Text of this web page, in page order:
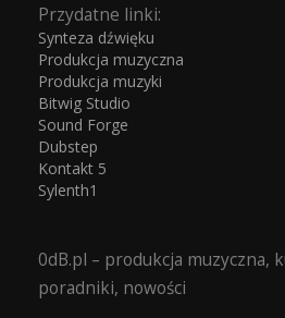
Przydatne linki:
Synteza dźwięku
Produkcja muzyczna
Produkcja muzyki
Bitwig Studio
Sound Forge
Dubstep
Kontakt 5
Sylenth1
0dB.pl – produkcja muzyczna,
poradniki, nowości